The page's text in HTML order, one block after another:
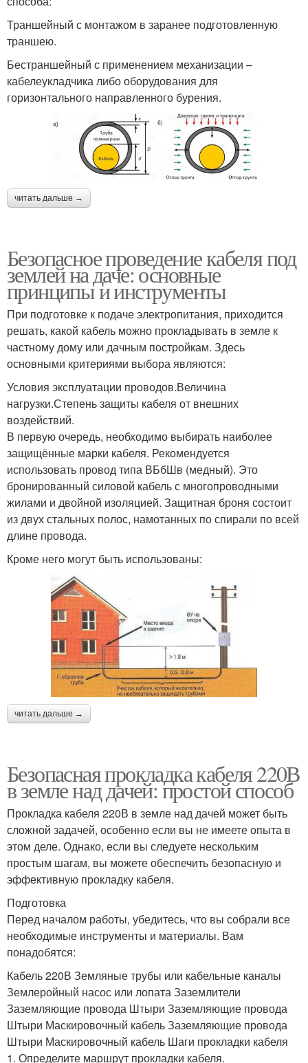
Траншейный с монтажом в заранее подготовленную
траншею.
Бестраншейный с применением механизации –
кабелеукладчика либо оборудования для
горизонтального направленного бурения.
читать дальше →
Безопасное проведение кабеля под
землей на даче: основные
принципы и инструменты
При подготовке к подаче электропитания, приходится
решать, какой кабель можно прокладывать в земле к
частному дому или дачным постройкам. Здесь
основными критериями выбора являются:
Условия эксплуатации проводов.Величина
нагрузки.Степень защиты кабеля от внешних
воздействий.
В первую очередь, необходимо выбирать наиболее
защищённые марки кабеля. Рекомендуется
использовать провод типа ВБбШв (медный). Это
бронированный силовой кабель с многопроводными
жилами и двойной изоляцией. Защитная броня состоит
из двух стальных полос, намотанных по спирали по всей
длине провода.
Кроме него могут быть использованы:
читать дальше →
Безопасная прокладка кабеля 220В
в земле над дачей: простой способ
Прокладка кабеля 220В в земле над дачей может быть
сложной задачей, особенно если вы не имеете опыта в
этом деле. Однако, если вы следуете нескольким
простым шагам, вы можете обеспечить безопасную и
эффективную прокладку кабеля.
Подготовка
Перед началом работы, убедитесь, что вы собрали все
необходимые инструменты и материалы. Вам
понадобятся:
Кабель 220В Земляные трубы или кабельные каналы
Землеройный насос или лопата Заземлители
Заземляющие провода Штыри Заземляющие провода
Штыри Маскировочный кабель Заземляющие провода
Штыри Маскировочный кабель Шаги прокладки кабеля
1. Определите маршрут прокладки кабеля.